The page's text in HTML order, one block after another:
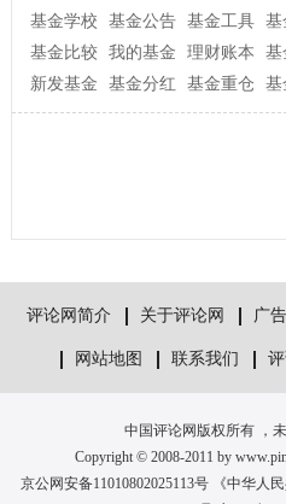
基金学校
基金公告 基金工具 基
基金比较
我的基金 理财账本 基
新发基金
基金分红 基金重仓 基
评论网简介 关于评论网 广
网站地图 联系我们
中国评论网版权所有 ，
Copyright © 2008-2011 by
京公网安备11010802025113号 《中华人